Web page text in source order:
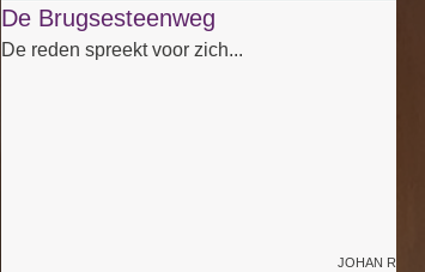
De Brugsesteenweg
De reden spreekt voor zich...
Johan R